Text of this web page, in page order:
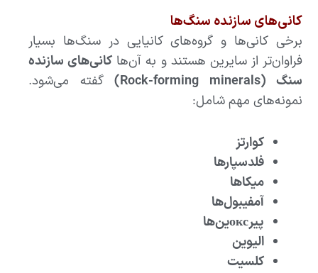
کانی‌های سازنده سنگ‌ها
برخی کانی‌ها و گروه‌های کانیایی در سنگ‌ها بسیار
فراوان‌تر از سایرین هستند و به آن‌ها کانی‌های سازنده
سنگ (Rock-forming minerals)
گفته می‌شود.
نمونه‌های مهم شامل:
کوارتز
فلدسپارها
میکاها
آمفیبول‌ها
پیرоксین‌ها
الیوین
کلسیت